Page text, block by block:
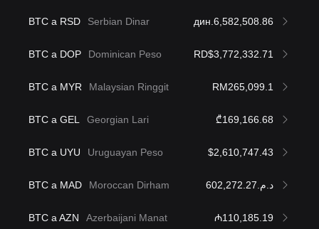
BTC a RSD Serbian Dinar дин.6,582,508.86
BTC a DOP Dominican Peso RD$3,772,332.71
BTC a MYR Malaysian Ringgit RM265,099.1
BTC a GEL Georgian Lari ₾169,166.68
BTC a UYU Uruguayan Peso $2,610,747.43
BTC a MAD Moroccan Dirham د.م.602,272.27
BTC a AZN Azerbaijani Manat ₼110,185.19